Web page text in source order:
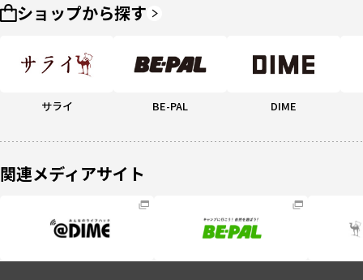
ショップから探す
サライ BE-PAL DIME
関連メディアサイト